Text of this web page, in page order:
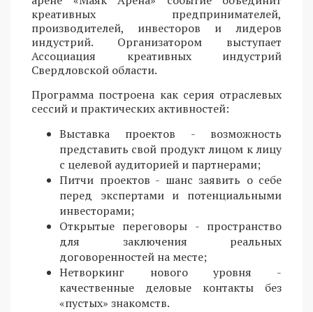
креативных предпринимателей,
производителей, инвесторов и лидеров
индустрий. Организатором выступает
Ассоциация креативных индустрий
Свердловской области.
Программа построена как серия отраслевых
сессий и практических активностей:
Выставка проектов - возможность
представить свой продукт лицом к лицу
с целевой аудиторией и партнерами;
Питчи проектов - шанс заявить о себе
перед экспертами и потенциальными
инвесторами;
Открытые переговоры - пространство
для заключения реальных
договоренностей на месте;
Нетворкинг нового уровня -
качественные деловые контакты без
«пустых» знакомств.